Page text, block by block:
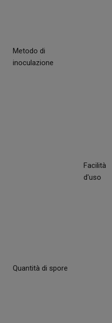
Metodo di
inoculazione
Facilità
d'uso
Quantità di spore